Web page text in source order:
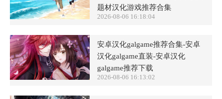
题材汉化游戏推荐合集
2026-08-06 16:18:04
安卓汉化galgame推荐合集-安卓
汉化galgame直装-安卓汉化
galgame推荐下载
2026-08-06 16:13:02